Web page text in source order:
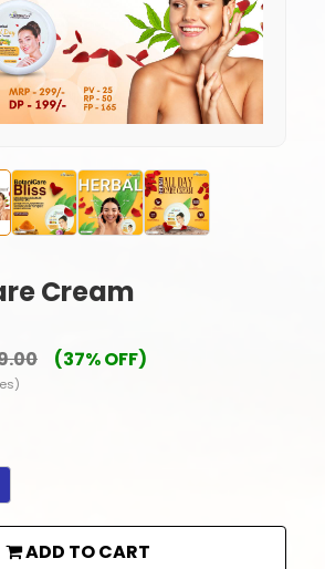
Cream
(37% OFF)
ADD TO CART